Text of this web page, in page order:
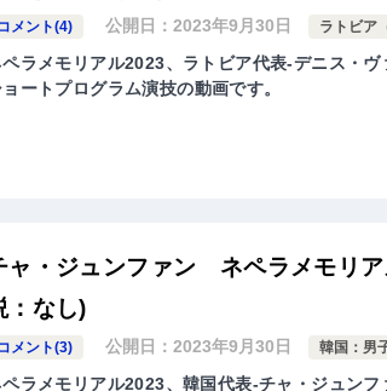
メント(4) 公開日：2023年9月30日 ラトビア
ペラメモリアル2023、ラトビア代表-デニス・
ョートプログラム演技の動画です。
ャ・ジュンファン ネペラメモリ
：なし)
メント(3) 公開日：2023年9月30日 韓国：男
ペラメモリアル2023、韓国代表-チャ・ジュン